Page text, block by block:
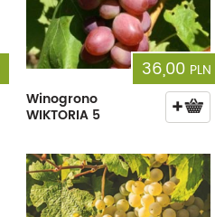
36,00 PLN
Winogrono
WIKTORIA 5